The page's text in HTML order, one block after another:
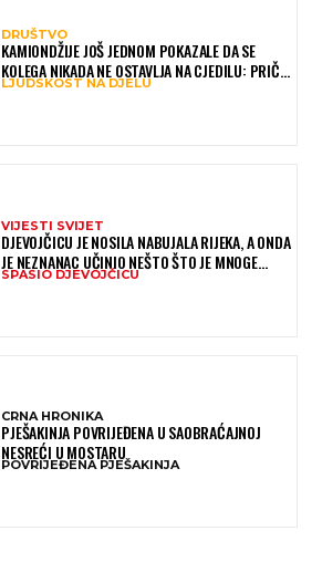
DRUŠTVO
KAMIONDŽIJE JOŠ JEDNOM POKAZALE DA SE
KOLEGA NIKADA NE OSTAVLJA NA CJEDILU: PRIČA
IZ HAMBURGA DIRNULA MNOGE
LJUDSKOST NA DJELU
VIJESTI SVIJET
DJEVOJČICU JE NOSILA NABUJALA RIJEKA, A ONDA
JE NEZNANAC UČINIO NEŠTO ŠTO JE MNOGE
OSTAVILO BEZ RIJEČI
SPASIO DJEVOJČICU
CRNA HRONIKA
PJEŠAKINJA POVRIJEĐENA U SAOBRAĆAJNOJ
NESREĆI U MOSTARU
POVRIJEĐENA PJEŠAKINJA